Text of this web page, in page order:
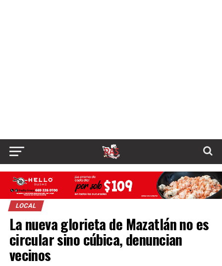
LOCAL
La nueva glorieta de Mazatlán no es
circular sino cúbica, denuncian
vecinos